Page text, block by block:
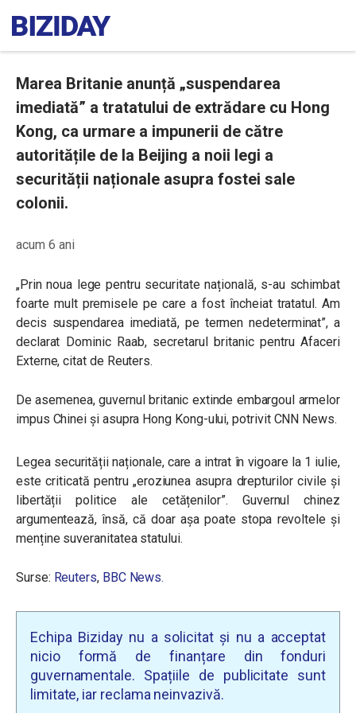
Marea Britanie anunță „suspendarea
imediată” a tratatului de extrădare cu Hong
Kong, ca urmare a impunerii de către
autoritățile de la Beijing a noii legi a
securității naționale asupra fostei sale
colonii.
acum 6 ani
„Prin noua lege pentru securitate națională, s-au schimbat
foarte mult premisele pe care a fost încheiat tratatul. Am
decis suspendarea imediată, pe termen nedeterminat”, a
declarat Dominic Raab, secretarul britanic pentru Afaceri
Externe, citat de Reuters.
De asemenea, guvernul britanic extinde embargoul armelor
impus Chinei și asupra Hong Kong-ului, potrivit CNN News.
Legea securității naționale, care a intrat în vigoare la 1 iulie,
este criticată pentru „eroziunea asupra drepturilor civile și
libertății politice ale cetățenilor”. Guvernul chinez
argumentează, însă, că doar așa poate stopa revoltele și
menține suveranitatea statului.
Surse: Reuters, BBC News.
Echipa Biziday nu a solicitat și nu a acceptat
nicio formă de finanțare din fonduri
guvernamentale. Spațiile de publicitate sunt
limitate, iar reclama neinvazivă.